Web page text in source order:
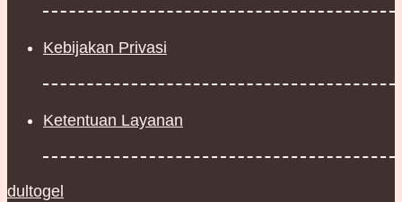
Kebijakan Privasi
Ketentuan Layanan
dultogel